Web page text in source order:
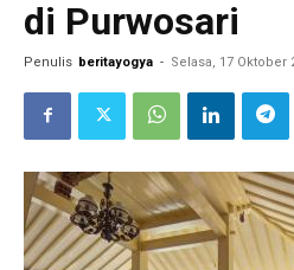
di Purwosari
Penulis beritayogya - Selasa, 17 Oktober